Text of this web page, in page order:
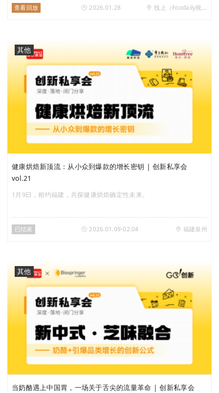
查看回放 2026.01.28 线上（Foodaily视频号）
其他
健康烘焙新顶流：从小众到爆款的增长密钥 | 创新私享会
vol.21
1月9日，相约福建，共探健康烘焙确定性未来。
已结束 2026.01.09-02.04 福建泉州
其他
当奶酪遇上中国胃，一场关于舌尖的流量革命 | 创新私享会